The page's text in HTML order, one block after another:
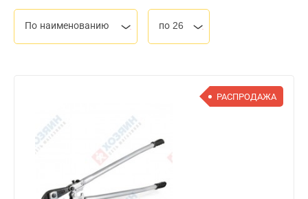
По наименованию по 26
РАСПРОДАЖА